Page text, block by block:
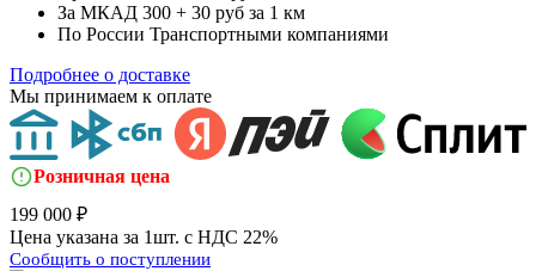
За МКАД 300 + 30 руб за 1 км
По России Транспортными компаниями
Подробнее о доставке
Мы принимаем к оплате
Розничная цена
199 000 ₽
Цена указана за 1шт. с НДС 22%
Сообщить о поступлении